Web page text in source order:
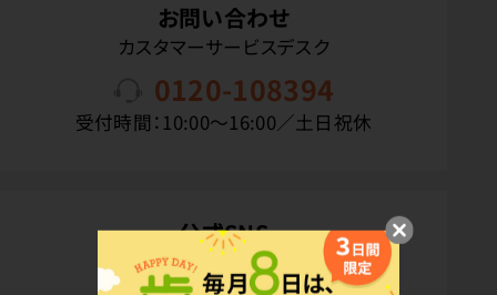
お問い合わせ
カスタマーサービスデスク
0120-108394
受付時間：10:00〜16:00／土日祝休
公式SNS